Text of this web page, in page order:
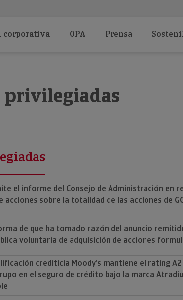
corporativa OPA Prensa
privilegiadas
el informe del Consejo de Administración en
acciones sobre la totalidad de las acciones de
de que ha tomado razón del anuncio
voluntaria de adquisición de acciones
crediticia Moody’s mantiene el rating
en el seguro de crédito bajo la marca